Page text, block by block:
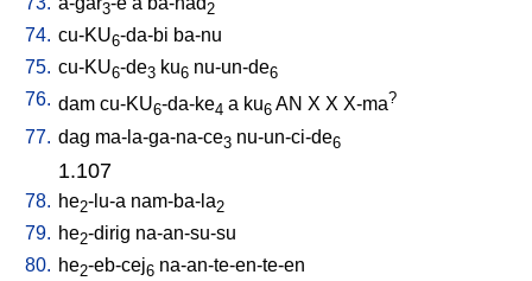
3 2
74. cu-KU6-da-bi ba-nu
75. cu-KU6-de3 ku6 nu-un-de6
76. dam cu-KU6-da-ke4 a ku6 AN X X X-ma?
77. dag ma-la-ga-na-ce3 nu-un-ci-de6
1.107
78. he2-lu-a nam-ba-la2
79. he2-dirig na-an-su-su
80. he2-eb-cej6 na-an-te-en-te-en